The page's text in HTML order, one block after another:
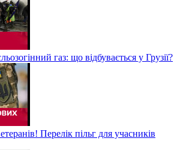
газ: що відбувається у Грузії?
Перелік пільг для учасників